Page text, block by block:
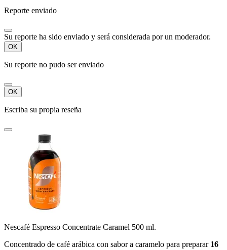
Reporte enviado
Su reporte ha sido enviado y será considerada por un moderador.
OK
Su reporte no pudo ser enviado
OK
Escriba su propia reseña
Nescafé Espresso Concentrate Caramel 500 ml.
Concentrado de café arábica con sabor a caramelo para preparar 16